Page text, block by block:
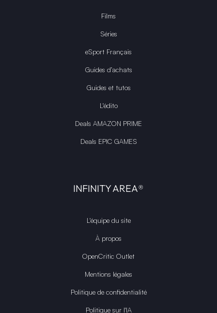
Films
Séries
eSport Français
Guides d’achats
Guides et tutos
L'édito
Deals AMAZON PRIME
Deals EPIC GAMES
INFINITY AREA®
L'équipe du site
À propos
OpenCritic Outlet
Mentions légales
Politique de confidentialité
Politique sur l'IA